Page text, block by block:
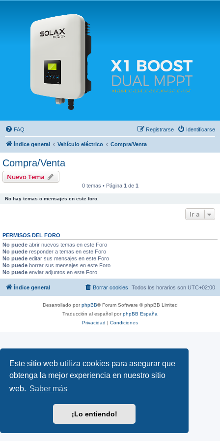
Este sitio web utiliza cookies para asegurar que
obtenga la mejor experiencia en nuestro sitio
web. Saber más
¡Lo entiendo!
Solax FAQ
Lugar para intercambiar dudas sobre inversores solares Solax y temas relacionados.
FAQ Identificarse
Registrarse
Índice general Vehículo eléctrico Compra/Venta
Compra/Venta
Nuevo Tema
0 temas • Página 1 de 1
No hay temas o mensajes en este foro.
Ir a
PERMISOS DEL FORO
No puede abrir nuevos temas en este Foro
No puede responder a temas en este Foro
No puede editar sus mensajes en este Foro
No puede borrar sus mensajes en este Foro
No puede enviar adjuntos en este Foro
Índice general Todos los horarios son UTC+02:00
Borrar cookies
Desarrollado porphpBB® Forum Software © phpBB Limited
Traducción al español porphpBB España
Privacidad | Condiciones